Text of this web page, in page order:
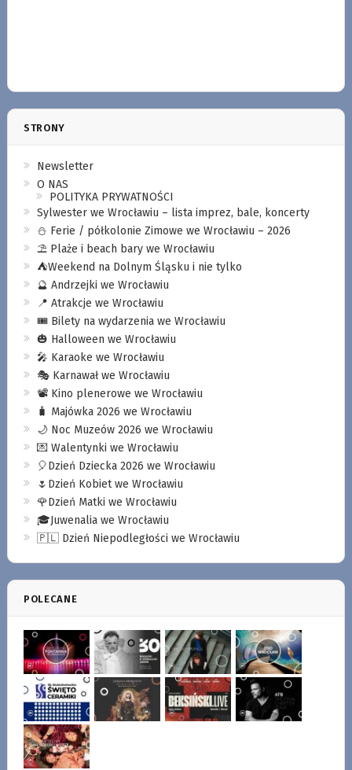
STRONY
Newsletter
O NAS
POLITYKA PRYWATNOŚCI
Sylwester we Wrocławiu – lista imprez, bale, koncerty
⛄️ Ferie / półkolonie Zimowe we Wrocławiu – 2026
⛱️ Plaże i beach bary we Wrocławiu
⛺️Weekend na Dolnym Śląsku i nie tylko
🔮 Andrzejki we Wrocławiu
📍 Atrakcje we Wrocławiu
🎟️ Bilety na wydarzenia we Wrocławiu
🎃 Halloween we Wrocławiu
🎤 Karaoke we Wrocławiu
🎭 Karnawał we Wrocławiu
📽️ Kino plenerowe we Wrocławiu
🧳 Majówka 2026 we Wrocławiu
🌙 Noc Muzeów 2026 we Wrocławiu
💌 Walentynki we Wrocławiu
🎈Dzień Dziecka 2026 we Wrocławiu
🌷Dzień Kobiet we Wrocławiu
🌹Dzień Matki we Wrocławiu
🎓Juwenalia we Wrocławiu
🇵🇱 Dzień Niepodległości we Wrocławiu
POLECANE